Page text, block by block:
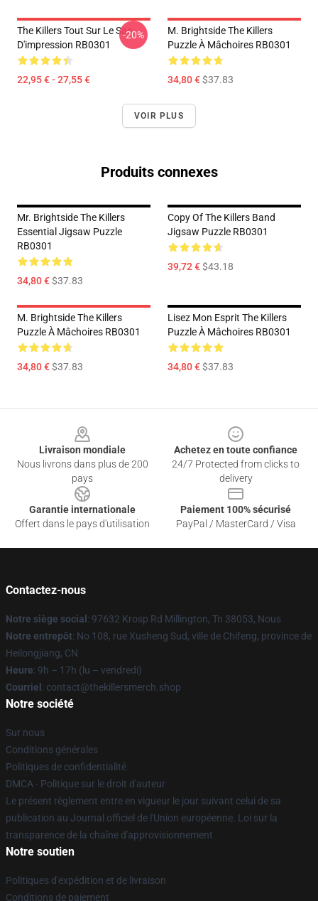
The Killers Tout Sur Le Sac
D'impression RB0301
22,95 € - 27,55 €
-20%
M. Brightside The Killers
Puzzle À Mâchoires RB0301
34,80 €$37.83
VOIR PLUS
Produits connexes
Mr. Brightside The Killers
Essential Jigsaw Puzzle
RB0301
34,80 €$37.83
Copy Of The Killers Band
Jigsaw Puzzle RB0301
39,72 €$43.18
M. Brightside The Killers
Puzzle À Mâchoires RB0301
34,80 €$37.83
Lisez Mon Esprit The Killers
Puzzle À Mâchoires RB0301
34,80 €$37.83
Livraison mondiale
Nous livrons dans plus de 200
pays
Achetez en toute confiance
24/7 Protected from clicks to
delivery
Garantie internationale
Offert dans le pays d'utilisation
Paiement 100% sécurisé
PayPal / MasterCard / Visa
Contactez-nous
Notre siège social : 97632 Krosp Rd Millington, Tn 38053, Nous
Notre entrepôt: No 108, rue Xusheng Sud, ville de Chifeng, province de
Heilongjiang, CN
Heure: 9h – 17h (lu – vendredi)
Courriel : contact@thekillersmerch.shop
Notre société
Sur nous
Conditions générales
Politiques de confidentialité
DMCA - Politique sur le droit d'auteur
Le présent règlement entre en vigueur le jour suivant celui de sa
publication au Journal officiel de l'Union européenne. Loi sur la
transparence de la chaîne d'approvisionnement
Notre soutien
Politiques d'expédition et de livraison
Conditions de paiement